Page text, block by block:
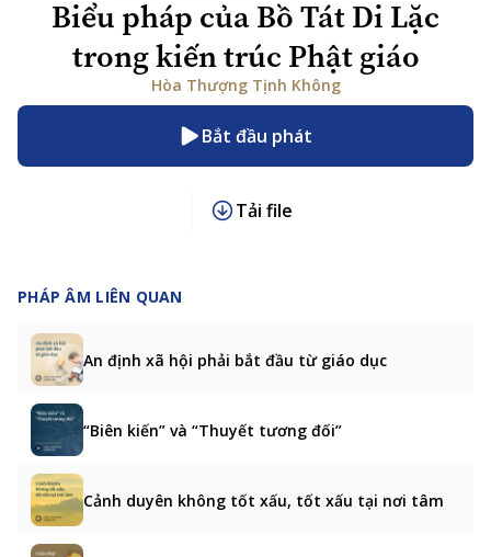
Biểu pháp của Bồ Tát Di Lặc
trong kiến trúc Phật giáo
Hòa Thượng Tịnh Không
Bắt đầu phát
Tải file
PHÁP ÂM LIÊN QUAN
An định xã hội phải bắt đầu từ giáo dục
“Biên kiến” và “Thuyết tương đối”
Cảnh duyên không tốt xấu, tốt xấu tại nơi tâm